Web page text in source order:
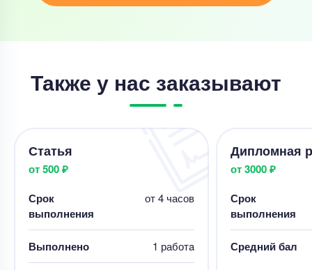
Также у нас заказывают
Статья
от 500 ₽
Срок
выполнения
от 4 часов
Выполнено 1 работa
Дипломная
от 3000 ₽
Срок
выполнения
Средний бал